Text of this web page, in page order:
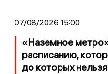
07/08/2026 15:00
«Наземное
расписанию,
до которых